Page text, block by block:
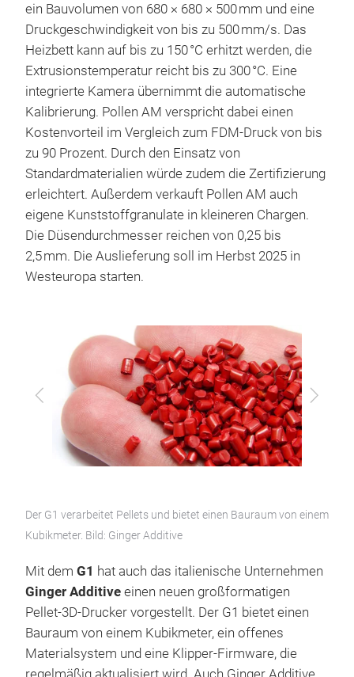
ein Bauvolumen von 680 × 680 × 500 mm und eine
Druckgeschwindigkeit von bis zu 500 mm/s. Das
Heizbett kann auf bis zu 150 °C erhitzt werden, die
Extrusionstemperatur reicht bis zu 300 °C. Eine
integrierte Kamera übernimmt die automatische
Kalibrierung. Pollen AM verspricht dabei einen
Kostenvorteil im Vergleich zum FDM-Druck von bis
zu 90 Prozent. Durch den Einsatz von
Standardmaterialien würde zudem die Zertifizierung
erleichtert. Außerdem verkauft Pollen AM auch
eigene Kunststoffgranulate in kleineren Chargen.
Die Düsendurchmesser reichen von 0,25 bis
2,5 mm. Die Auslieferung soll im Herbst 2025 in
Westeuropa starten.
Zurück Vor
Der G1 verarbeitet Pellets und bietet einen Bauraum von einem
Kubikmeter. Bild: Ginger Additive
Mit dem G1 hat auch das italienische Unternehmen
Ginger Additive einen neuen großformatigen
Pellet-3D-Drucker vorgestellt. Der G1 bietet einen
Bauraum von einem Kubikmeter, ein offenes
Materialsystem und eine Klipper-Firmware, die